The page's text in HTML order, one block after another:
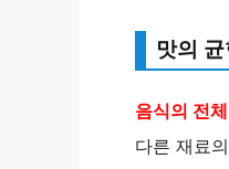
맛의
음식의 전
다른 재료